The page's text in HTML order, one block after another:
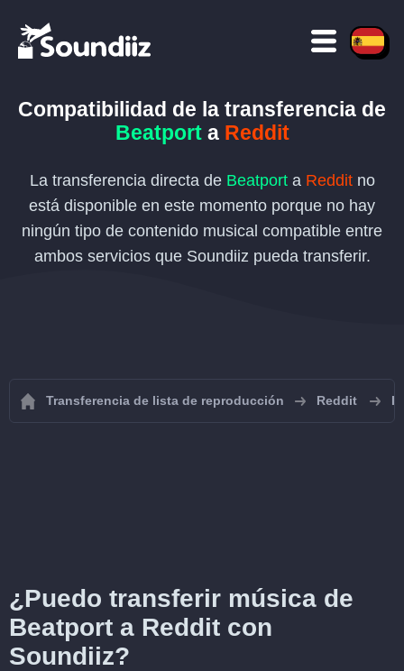
Compatibilidad de la transferencia de
Beatporta Reddit
La transferencia directa de Beatporta Redditno
está disponible en este momento porque no hay
ningún tipo de contenido musical compatible entre
ambos servicios que Soundiiz pueda transferir.
Transferencia de lista de reproducción Reddit
¿Puedo transferir música de
Beatport a Reddit con
Soundiiz?